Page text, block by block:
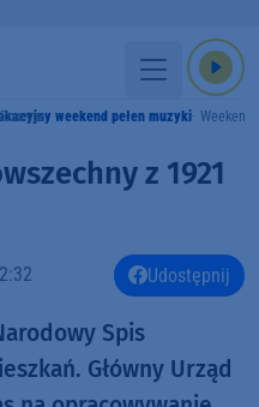
Roxette weekend pełen muzyki Weekend
z 1921
Udostępnij
Spis
Główny Urząd